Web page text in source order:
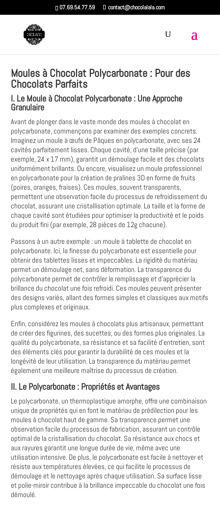
07.69.54.77.59 contact@chocolalala.com
Moules à Chocolat Polycarbonate : Pour des
Chocolats Parfaits
I. Le Moule à Chocolat Polycarbonate : Une Approche
Granulaire
Avant de plonger dans le vaste monde des moules à chocolat en
polycarbonate, commençons par examiner des exemples concrets.
Imaginez un moule à œufs de Pâques en polycarbonate, avec ses 24
cavités parfaitement lisses. Chaque cavité, d'une taille précise (par
exemple, 24 x 17 mm), garantit un démoulage facile et des chocolats
uniformément brillants. Ou encore, visualisez un moule professionnel
en polycarbonate pour la création de pralines 3D en forme de fruits
(poires, oranges, fraises). Ces moules, souvent transparents,
permettent une observation facile du processus de refroidissement du
chocolat, assurant une cristallisation optimale. La taille et la forme de
chaque cavité sont étudiées pour optimiser la productivité et le poids
du produit fini (par exemple, 28 pièces de 12g chacune).
Passons à un autre exemple : un moule à tablette de chocolat en
polycarbonate. Ici, la finesse du polycarbonate est essentielle pour
obtenir des tablettes lisses et impeccables. La rigidité du matériau
permet un démoulage net, sans déformation. La transparence du
polycarbonate permet de contrôler le remplissage et d'apprécier la
brillance du chocolat une fois refroidi. Ces moules peuvent présenter
des designs variés, allant des formes simples et classiques aux motifs
plus complexes et originaux.
Enfin, considérez les moules à chocolats plus artisanaux, permettant
de créer des figurines, des sucettes, ou des formes plus originales. La
qualité du polycarbonate, sa résistance et sa facilité d'entretien, sont
des éléments clés pour garantir la durabilité de ces moules et la
longévité de leur utilisation. La transparence du matériau permet
également une meilleure maîtrise du processus de création.
II. Le Polycarbonate : Propriétés et Avantages
Le polycarbonate, un thermoplastique amorphe, offre une combinaison
unique de propriétés qui en font le matériau de prédilection pour les
moules à chocolat haut de gamme. Sa transparence permet une
observation facile du processus de fabrication, assurant un contrôle
optimal de la cristallisation du chocolat. Sa résistance aux chocs et
aux rayures garantit une longue durée de vie, même avec une
utilisation intensive. De plus, le polycarbonate est facile à nettoyer et
résiste aux températures élevées, ce qui facilite le processus de
démoulage et le nettoyage après chaque utilisation. Sa surface lisse
et polie-miroir contribue à la brillance impeccable du chocolat une fois
démoulé.